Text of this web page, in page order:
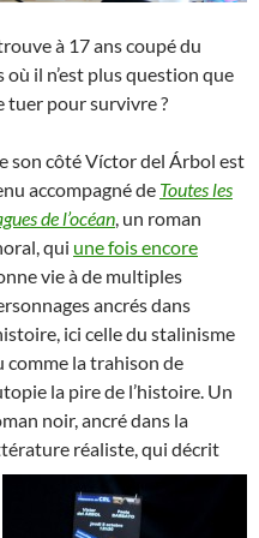
à 17 ans coupé du
il n’est plus question que
tuer pour survivre ?
son côté Víctor del Árbol est
accompagné de Toutes les
de l’océan, un roman
qui une fois encore
vie à de multiples
ancrés dans
ici celle du stalinisme
comme la trahison de
la pire de l’histoire. Un
noir, ancré dans la
réaliste, qui décrit